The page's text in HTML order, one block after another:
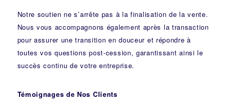
Notre soutien ne s’arrête pas à la finalisation de la vente.
Nous vous accompagnons également après la transaction
pour assurer une transition en douceur et répondre à
toutes vos questions post-cession, garantissant ainsi le
succès continu de votre entreprise.
Témoignages de Nos Clients